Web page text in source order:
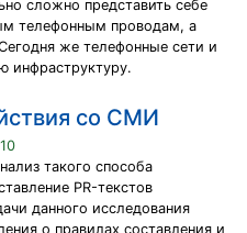
сложно представить себе
телефонным проводам, а
же телефонные сети и
инфраструктуру.
со СМИ
такого способа
PR-текстов
данного исследования
о правилах составления и